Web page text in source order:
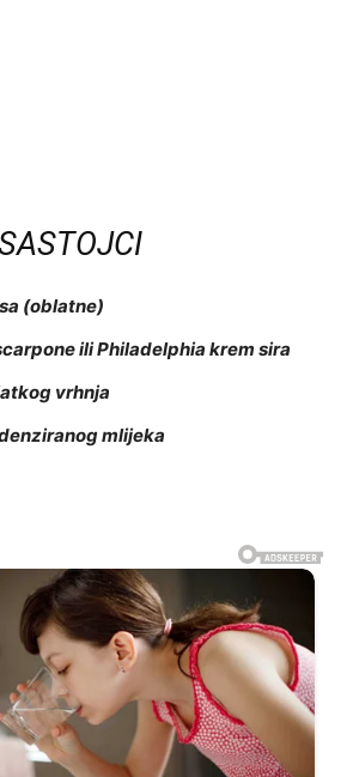
(oblatne)
ili Philadelphia krem sira
vrhnja
mlijeka